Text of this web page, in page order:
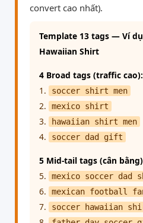
convert cao nhất).
Template 13 tags — Ví
Hawaiian Shirt
4 Broad tags (traffic cao):
1.
soccer shirt men
2. mexico shirt
3. hawaiian shirt men
4. soccer dad gift
5 Mid-tail tags (cân
5.
mexico soccer dad
6. mexican football
7. soccer hawaiian